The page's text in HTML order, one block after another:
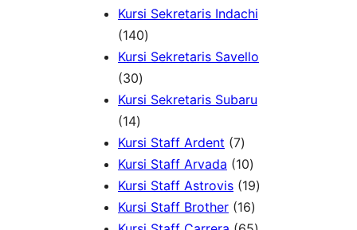
k
u
k
r
o
d
u
k
2
P
r
o
d
u
k
Kursi Sekretaris Indachi
1401
4
P
o
d
u
k
Kursi Sekretaris Savello
303
0
P
r
o
d
u
Kursi Sekretaris Subaru
141
4
P
r
o
Kursi Staff Ardent 77
P
r
o
Kursi Staff Arvada 101
0
P
Kursi Staff Astrovis 191
Kursi Staff Brother 161